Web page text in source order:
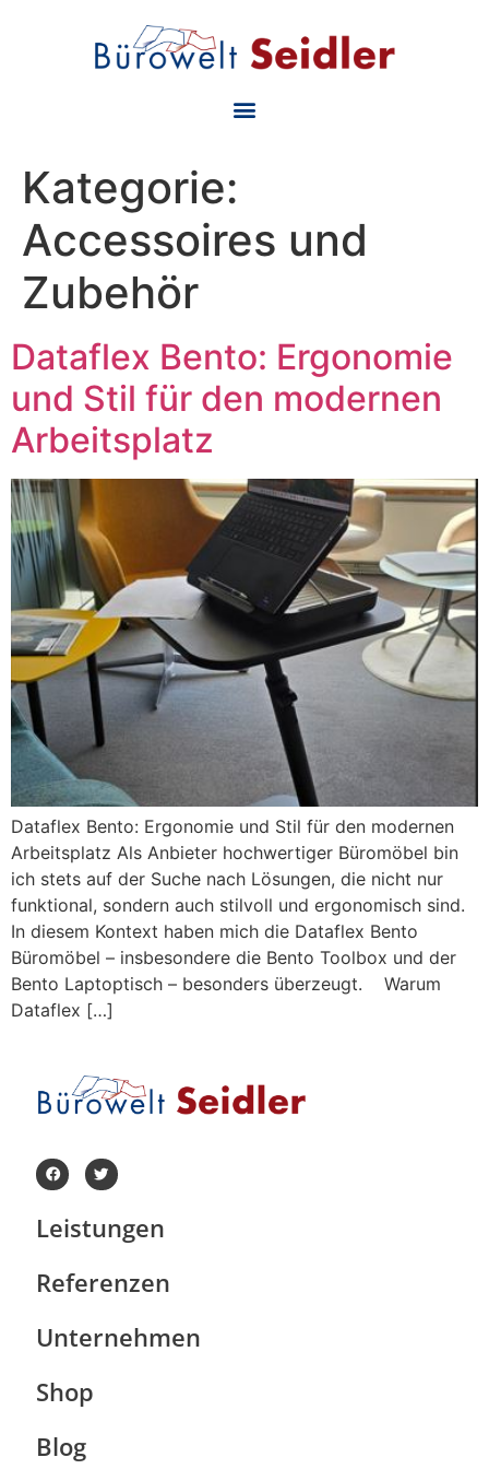
Kategorie:
Accessoires und
Zubehör
Dataflex Bento: Ergonomie
und Stil für den modernen
Arbeitsplatz
Dataflex Bento: Ergonomie und Stil für den modernen
Arbeitsplatz Als Anbieter hochwertiger Büromöbel bin
ich stets auf der Suche nach Lösungen, die nicht nur
funktional, sondern auch stilvoll und ergonomisch sind.
In diesem Kontext haben mich die Dataflex Bento
Büromöbel – insbesondere die Bento Toolbox und der
Bento Laptoptisch – besonders überzeugt. Warum
Dataflex […]
Leistungen
Referenzen
Unternehmen
Shop
Blog